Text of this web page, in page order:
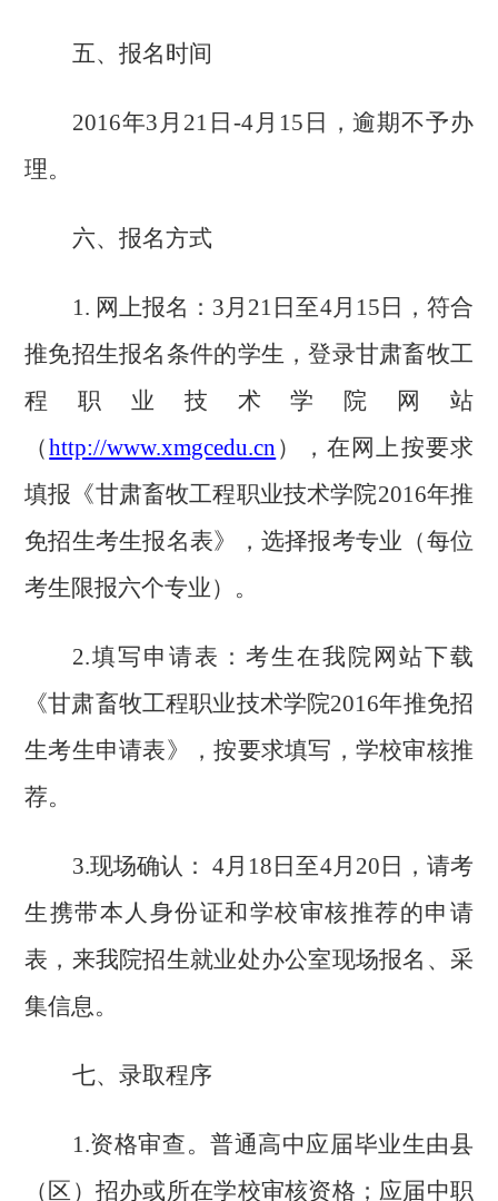
五、报名时间
2016年3 月 21 日-4月 15 日，逾期不予办
理。
六、报名方式
1. 网上报名： 3月 21 日至4月 15 日，符合
推免招生报名条件的学生，登录甘肃畜牧工
程职业技术学院网站
（http://www.xmgcedu.cn ），在网上按要求
填报《甘肃畜牧工程职业技术学院2016年推
免招生考生报名表》，选择报考专业（每位
考生限报六个专业）。
2.填写申请表：考生在我院网站下载
《甘肃畜牧工程职业技术学院2016年推免招
生考生申请表》，按要求填写，学校审核推
荐。
3.现场确认： 4月 18 日至4月 20 日，请考
生携带本人身份证和学校审核推荐的申请
表，来我院招生就业处办公室现场报名、采
集信息。
七、录取程序
1.资格审查。普通高中应届毕业生由县
（区）招办或所在学校审核资格；应届中职